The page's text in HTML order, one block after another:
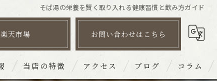
そば湯の栄養を賢く取り入れる健康習慣と飲み方ガイド
楽天市場 お問い合わせはこちら
当店の特徴 アクセス ブログ コラム